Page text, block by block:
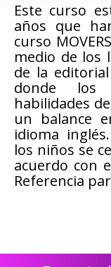
Este curso
años que
curso
medio de los
de la
donde los
habilidades
un balance
idioma
los niños se
acuerdo con
Referencia